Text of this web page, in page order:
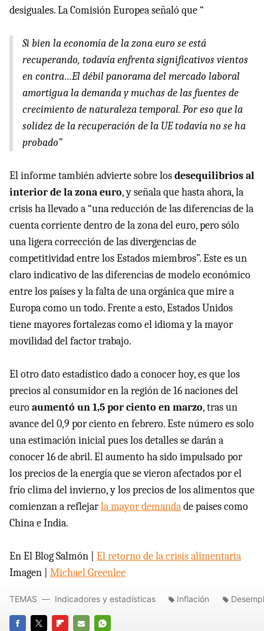
desiguales. La Comisión Europea señaló que “
Si bien la economía de la zona euro se está
recuperando, todavía enfrenta significativos vientos
en contra…El débil panorama del mercado laboral
amortigua la demanda y muchas de las fuentes de
crecimiento de naturaleza temporal. Por eso que la
solidez de la recuperación de la UE todavía no se ha
probado”
El informe también advierte sobre losdesequilibrios al
interior de la zona euro, y señala que hasta ahora, la
crisis ha llevado a “una reducción de las diferencias de la
cuenta corriente dentro de la zona del euro, pero sólo
una ligera corrección de las divergencias de
competitividad entre los Estados miembros”. Este es un
claro indicativo de las diferencias de modelo económico
entre los países y la falta de una orgánica que mire a
Europa como un todo. Frente a esto, Estados Unidos
tiene mayores fortalezas como el idioma y la mayor
movilidad del factor trabajo.
El otro dato estadístico dado a conocer hoy, es que los
precios al consumidor en la región de 16 naciones del
euroaumentó un 1,5 por ciento en marzo, tras un
avance del 0,9 por ciento en febrero. Este número es solo
una estimación inicial pues los detalles se darán a
conocer 16 de abril. El aumento ha sido impulsado por
los precios de la energía que se vieron afectados por el
frío clima del invierno, y los precios de los alimentos que
comienzan a reflejarla mayor demandade países como
China e India.
En El Blog Salmón | El retorno de la crisis alimentaria
Imagen | Michael Greenlee
TEMAS Indicadores y estadísticas Inflación